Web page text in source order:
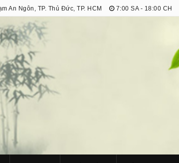
An Ngôn, TP. Thủ Đức, TP. HCM 7:00 SA - 18:00 CH